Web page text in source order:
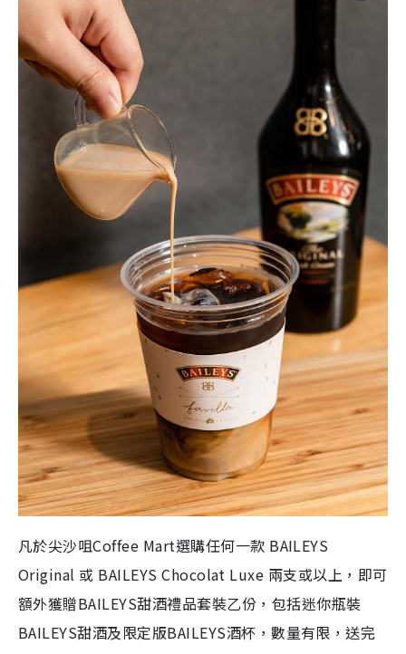
凡於尖沙咀Coffee Mart選購任何一款 BAILEYS
Original 或 BAILEYS Chocolat Luxe 兩支或以上，即可
額外獲贈BAILEYS甜酒禮品套裝乙份，包括迷你瓶裝
BAILEYS甜酒及限定版BAILEYS酒杯，數量有限，送完